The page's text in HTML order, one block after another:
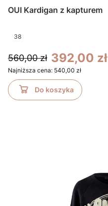
OUI Kardigan z kapturem
38
560,00 zł 392,00 zł
Najniższa cena: 540,00 zł
Do koszyka